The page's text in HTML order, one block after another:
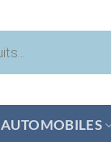
AUTOMOBILES